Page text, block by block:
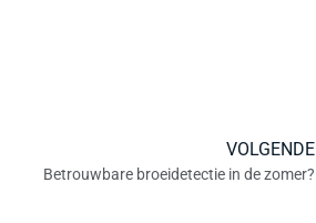
VOLGENDE
Betrouwbare broeidetectie in de zomer?